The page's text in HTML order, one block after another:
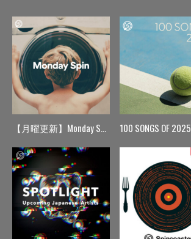
【月曜更新】Monday Spin 100 SONGS OF 2025